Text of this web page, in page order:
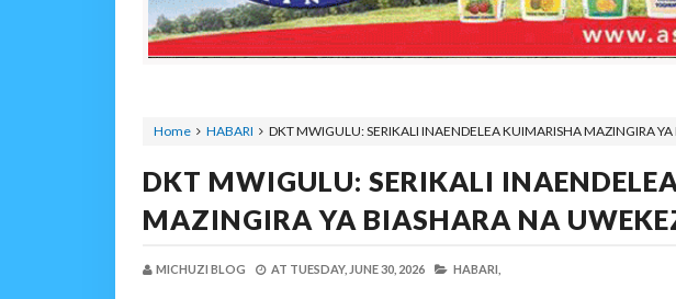
Home HABARI DKT MWIGULU: SERIKALI INAENDELEA KUIMARISHA MAZINGIRA
DKT MWIGULU: SERIKALI
MAZINGIRA YA BIASHARA NA
MICHUZI BLOG AT TUESDAY, JUNE 30, 2026 HABARI,